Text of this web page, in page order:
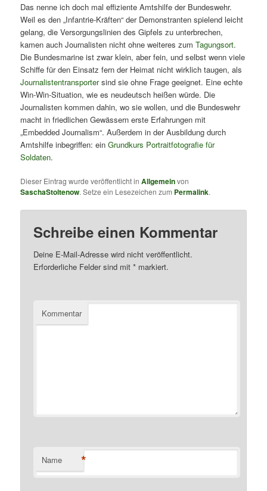
Das nenne ich doch mal effiziente Amtshilfe der Bundeswehr.
Weil es den „Infantrie-Kräften“ der Demonstranten spielend leicht
gelang, die Versorgungslinien des Gipfels zu unterbrechen,
kamen auch Journalisten nicht ohne weiteres zumTagungsort.
Die Bundesmarine ist zwar klein, aber fein, und selbst wenn viele
Schiffe für den Einsatz fern der Heimat nicht wirklich taugen, als
Journalistentransportersind sie ohne Frage geeignet. Eine echte
Win-Win-Situation, wie es neudeutsch heißen würde. Die
Journalisten kommen dahin, wo sie wollen, und die Bundeswehr
macht in friedlichen Gewässern erste Erfahrungen mit
„Embedded Journalism“. Außerdem in der Ausbildung durch
Amtshilfe inbegriffen: einGrundkurs Portraitfotografie für
Soldaten.
Dieser Eintrag wurde veröffentlicht inAllgemeinvon
SaschaStoltenow. Setze ein Lesezeichen zum Permalink.
Schreibe einen Kommentar
Deine E-Mail-Adresse wird nicht veröffentlicht.
Erforderliche Felder sind mit* markiert.
Kommentar
Name *